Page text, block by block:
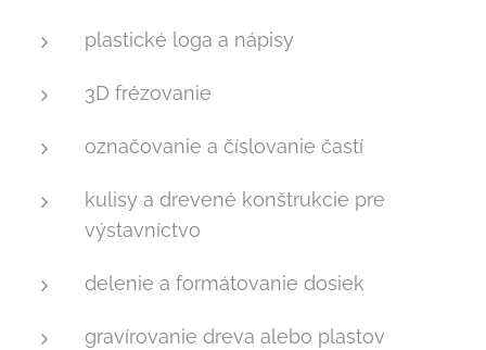
plastické loga a nápisy
3D frézovanie
označovanie a číslovanie častí
kulisy a drevené konštrukcie pre
výstavníctvo
delenie a formátovanie dosiek
gravírovanie dreva alebo plastov